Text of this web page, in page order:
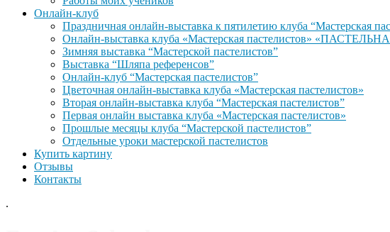
Онлайн-клуб
Праздничная онлайн-выставка к пятилетию клуба “Мастерская
Онлайн-выставка клуба «Мастерская пастелистов»
Зимняя выставка “Мастерской пастелистов”
Выставка “Шляпа референсов”
Онлайн-клуб “Мастерская пастелистов”
Цветочная онлайн-выставка клуба «Мастерская пастелистов»
Вторая онлайн-выставка клуба “Мастерская пастелистов”
Первая онлайн выставка клуба «Мастерская пастелистов»
Прошлые месяцы клуба “Мастерской пастелистов”
Отдельные уроки мастерской пастелистов
Купить картину
Отзывы
Контакты
.